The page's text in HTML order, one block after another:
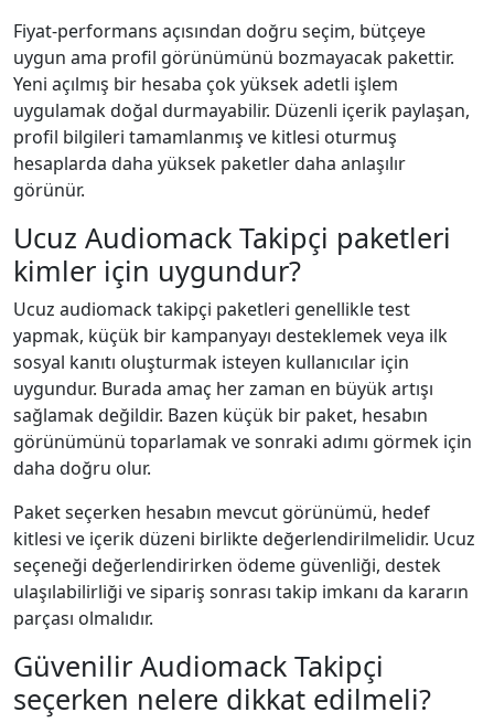
Fiyat-performans açısından doğru seçim, bütçeye
uygun ama profil görünümünü bozmayacak pakettir.
Yeni açılmış bir hesaba çok yüksek adetli işlem
uygulamak doğal durmayabilir. Düzenli içerik paylaşan,
profil bilgileri tamamlanmış ve kitlesi oturmuş
hesaplarda daha yüksek paketler daha anlaşılır
görünür.
Ucuz Audiomack Takipçi paketleri
kimler için uygundur?
Ucuz audiomack takipçi paketleri genellikle test
yapmak, küçük bir kampanyayı desteklemek veya ilk
sosyal kanıtı oluşturmak isteyen kullanıcılar için
uygundur. Burada amaç her zaman en büyük artışı
sağlamak değildir. Bazen küçük bir paket, hesabın
görünümünü toparlamak ve sonraki adımı görmek için
daha doğru olur.
Paket seçerken hesabın mevcut görünümü, hedef
kitlesi ve içerik düzeni birlikte değerlendirilmelidir. Ucuz
seçeneği değerlendirirken ödeme güvenliği, destek
ulaşılabilirliği ve sipariş sonrası takip imkanı da kararın
parçası olmalıdır.
Güvenilir Audiomack Takipçi
seçerken nelere dikkat edilmeli?